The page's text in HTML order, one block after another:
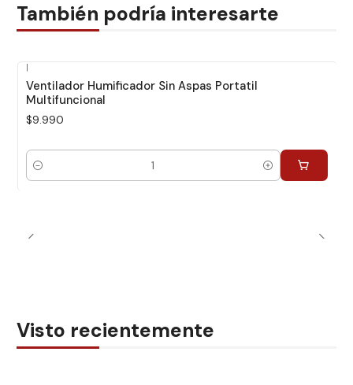
También podría interesarte
|
Ventilador Humificador Sin Aspas Portatil
Multifuncional
$9.990
Cantidad
Visto recientemente